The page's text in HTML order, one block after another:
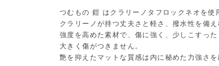
つむもの 鎧 はクラリーノタフロックネオを使
クラリーノが持つ丈夫さと軽さ、撥水性を備
強度を高めた素材で、傷に強く、少しこすっ
大きく傷がつきません。
艶を抑えたマットな質感は内に秘めた力強さ